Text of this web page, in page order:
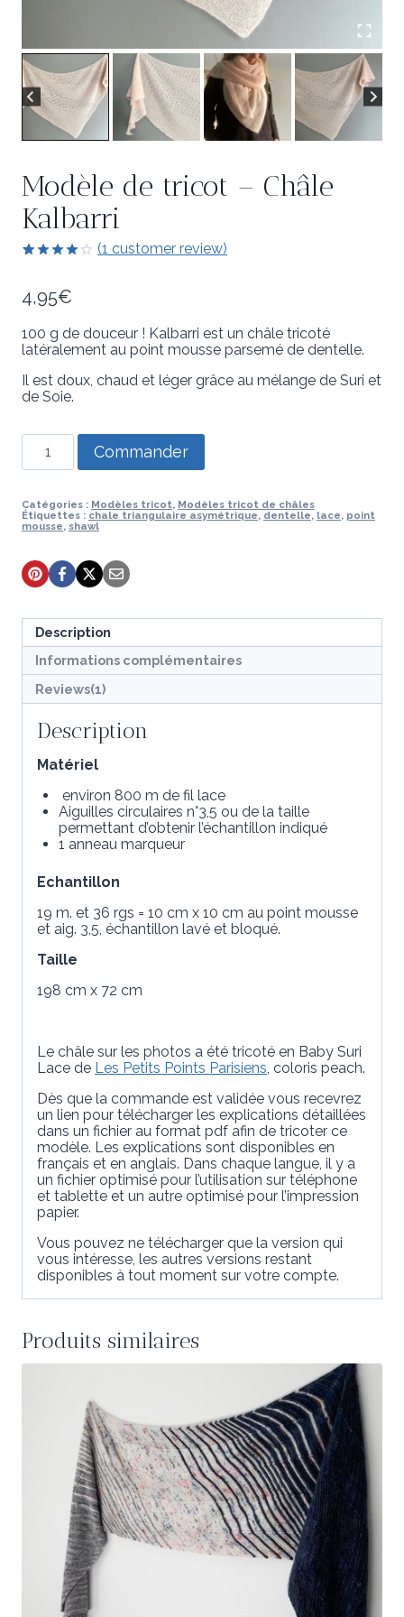
Modèle de tricot – Châle
Kalbarri
on
rating
(1 customer review)
4,95€
100 g de douceur ! Kalbarri est un châle tricoté
latéralement au point mousse parsemé de dentelle.
Il est doux, chaud et léger grâce au mélange de Suri et
de Soie.
quantité
Modèle
tricot
-
Commander
Catégories : Modèles tricot, Modèles tricot de châles
Étiquettes : chale triangulaire asymétrique, dentelle, lace, point
mousse, shawl
Description
Informations complémentaires
Reviews(1)
Description
Matériel
environ 800 m de fil lace
Aiguilles circulaires n°3,5 ou de la taille
permettant d’obtenir l’échantillon indiqué
1 anneau marqueur
Echantillon
19 m. et 36 rgs = 10 cm x 10 cm au point mousse
et aig. 3,5, échantillon lavé et bloqué.
Taille
198 cm x 72 cm
Le châle sur les photos a été tricoté en Baby Suri
Lace de Les Petits Points Parisiens, coloris peach.
Dès que la commande est validée vous recevrez
un lien pour télécharger les explications détaillées
dans un fichier au format pdf afin de tricoter ce
modèle. Les explications sont disponibles en
français et en anglais. Dans chaque langue, il y a
un fichier optimisé pour l’utilisation sur téléphone
et tablette et un autre optimisé pour l’impression
papier.
Vous pouvez ne télécharger que la version qui
vous intéresse, les autres versions restant
disponibles à tout moment sur votre compte.
Produits similaires